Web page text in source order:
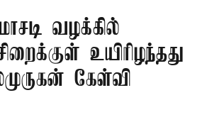
வழக்கில்
உயிரிழந்தது
கேள்வி